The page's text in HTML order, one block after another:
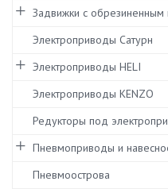
Задвижки с обрезиненным
Электроприводы Сатурн
Электроприводы HELI
Электроприводы KENZO
Редукторы под
Пневмоприводы и
Пневмоострова